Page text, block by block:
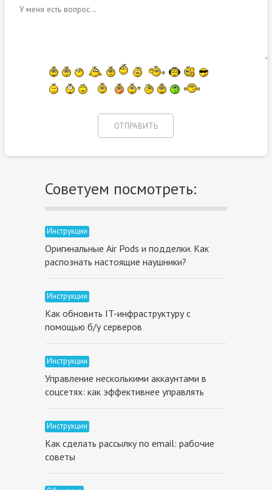
Советуем посмотреть:
Инструкции
Оригинальные Air Pods и подделки. Как
распознать настоящие наушники?
Инструкции
Как обновить IT-инфраструктуру с
помощью б/у серверов
Инструкции
Управление несколькими аккаунтами в
соцсетях: как эффективнее управлять
Инструкции
Как сделать рассылку по email: рабочие
советы